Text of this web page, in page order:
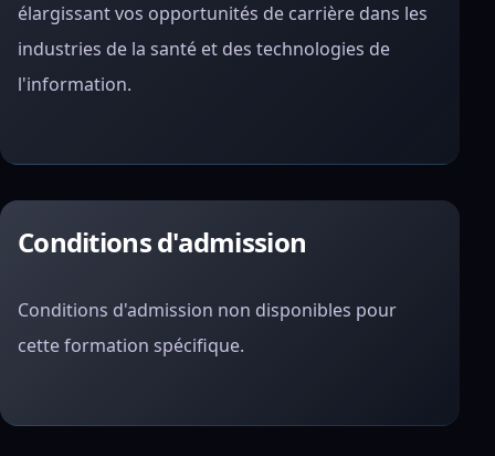
élargissant vos opportunités de carrière dans les
industries de la santé et des technologies de
l'information.
Conditions d'admission
Conditions d'admission non disponibles pour
cette formation spécifique.